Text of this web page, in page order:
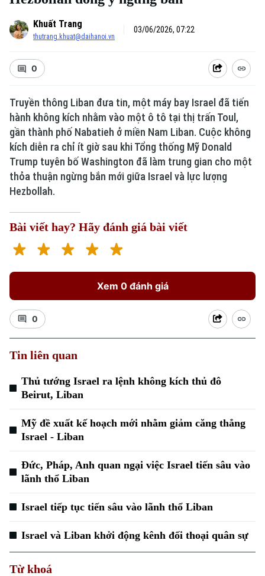
Khuất Trang
thutrang.khuat@daihanoi.vn
03/06/2026, 07:22
0
Truyền thông Liban đưa tin, một máy bay Israel đã tiến
hành không kích nhằm vào một ô tô tại thị trấn Toul,
gần thành phố Nabatieh ở miền Nam Liban. Cuộc không
kích diễn ra chỉ ít giờ sau khi Tổng thống Mỹ Donald
Trump tuyên bố Washington đã làm trung gian cho một
thỏa thuận ngừng bắn mới giữa Israel và lực lượng
Hezbollah.
Bài viết hay? Hãy đánh giá bài viết
Xem 0 đánh giá
0
Tin liên quan
Thủ tướng Israel ra lệnh không kích thủ đô
Beirut, Liban
Mỹ đề xuất kế hoạch mới nhằm giảm căng thẳng
Israel - Liban
Đức, Pháp, Anh quan ngại việc Israel tiến sâu vào
lãnh thổ Liban
Israel tiếp tục tiến sâu vào lãnh thổ Liban
Israel và Liban khởi động kênh đối thoại quân sự
Từ khoá